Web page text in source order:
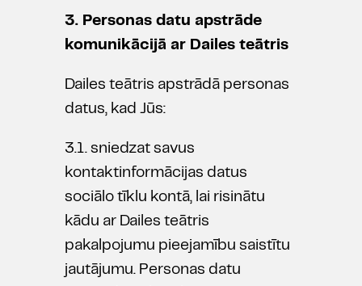
3. Personas datu apstrāde
komunikācijā ar Dailes teātris
Dailes teātris apstrādā personas
datus, kad Jūs:
3.1. sniedzat savus
kontaktinformācijas datus
sociālo tīklu kontā, lai risinātu
kādu ar Dailes teātris
pakalpojumu pieejamību saistītu
jautājumu. Personas datu